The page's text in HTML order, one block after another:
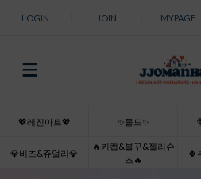
LOGIN JOIN MYPAGE
💖레진아트💖 ✨몰드✨
💎비즈&쥬얼리💎
🔥키캡&볼꾸&젤리슈
즈🔥
🍀